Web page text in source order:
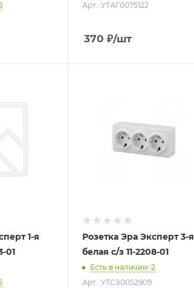
Арт.: УТАГ0075122
370 ₽/шт
1-я
01
Розетка Эра Эксперт 3-я
белая с/з 11-2208-01
Есть в наличии: 2
Арт.: УТСЗ0052909